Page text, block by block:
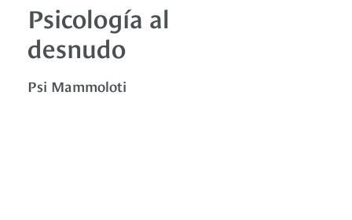
Psicología al
desnudo
Psi Mammoloti